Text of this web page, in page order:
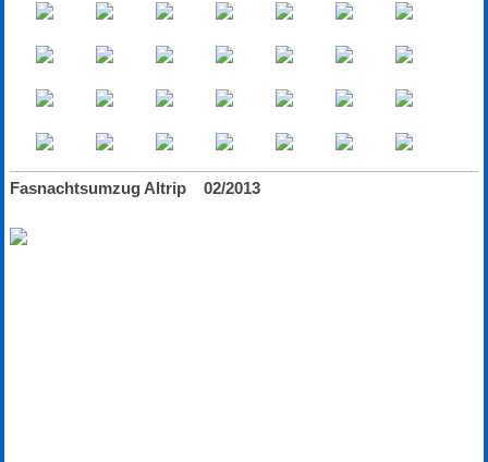
Fasnachtsumzug Altrip 02/2013